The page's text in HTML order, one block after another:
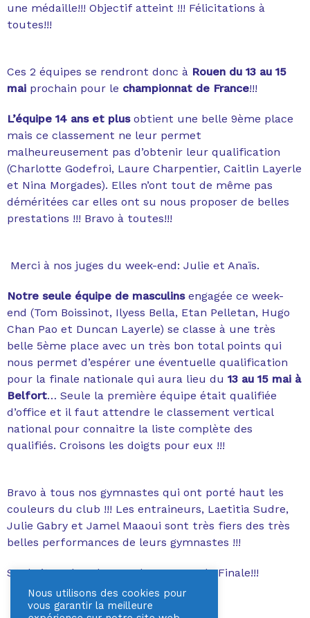
une médaille!!! Objectif atteint !!! Félicitations à
toutes!!!
Ces 2 équipes se rendront donc à Rouen du 13 au 15
mai prochain pour le championnat de France!!!
L’équipe 14 ans et plusobtient une belle 9ème place
mais ce classement ne leur permet
malheureusement pas d’obtenir leur qualification
(Charlotte Godefroi, Laure Charpentier, Caitlin Layerle
et Nina Morgades). Elles n’ont tout de même pas
déméritées car elles ont su nous proposer de belles
prestations !!! Bravo à toutes!!!
Merci à nos juges du week-end: Julie et Anaïs.
Notre seule équipe de masculinsengagée ce week-
end (Tom Boissinot, Ilyess Bella, Etan Pelletan, Hugo
Chan Pao et Duncan Layerle) se classe à une très
belle 5ème place avec un très bon total points qui
nous permet d’espérer une éventuelle qualification
pour la finale nationale qui aura lieu du 13 au 15 mai à
Belfort… Seule la première équipe était qualifiée
d’office et il faut attendre le classement vertical
national pour connaitre la liste complète des
qualifiés. Croisons les doigts pour eux !!!
Bravo à tous nos gymnastes qui ont porté haut les
couleurs du club !!! Les entraineurs, Laetitia Sudre,
Julie Gabry et Jamel Maaoui sont très fiers des très
belles performances de leurs gymnastes !!!
Souhaitons leur bonne chance pour la Finale!!!
Nous utilisons des cookies pour
vous garantir la meilleure